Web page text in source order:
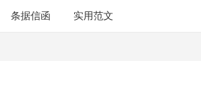
条据信函 实用范文